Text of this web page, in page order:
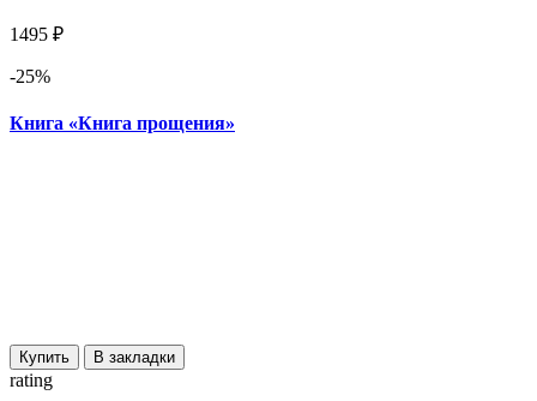
1495 ₽
-25%
Книга «Книга прощения»
Купить В закладки
rating